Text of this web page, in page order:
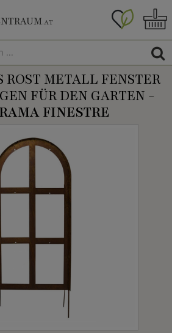
.AT
ROST METALL FENSTER
FÜR DEN GARTEN -
FINESTRE